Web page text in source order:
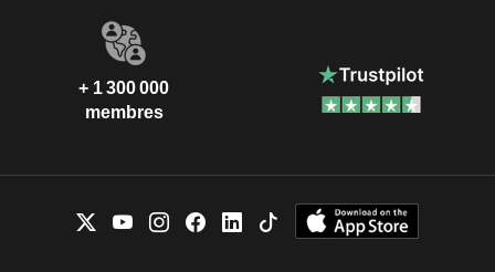
+ 1 300 000
membres